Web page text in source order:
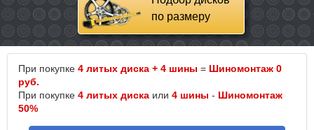
по размеру
При покупке 4 литых диска + 4 шины = Шиномонтаж 0
руб.
При покупке 4 литых диска или 4 шины - Шиномонтаж
50%